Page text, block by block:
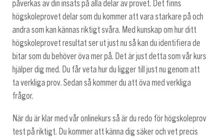
påverkas av din insats på alla delar av provet. Det finns
högskoleprovet delar som du kommer att vara starkare på och
andra som kan kännas riktigt svåra. Med kunskap om hur ditt
högskoleprovet resultat ser ut just nu så kan du identifiera de
bitar som du behöver öva mer på. Det är just detta som vår kurs
hjälper dig med. Du får veta hur du ligger till just nu genom att
ta verkliga prov. Sedan så kommer du att öva med verkliga
frågor.
När du är klar med vår onlinekurs så är du redo för högskoleprov
test på riktigt. Du kommer att känna dig säker och vet precis